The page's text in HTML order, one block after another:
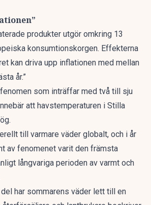
produkter utgör omkring 13
konsumtionskorgen. Effekterna
kan driva upp inflationen med mellan
år.”
som inträffar med två till sju
att havstemperaturen i Stilla
till varmare väder globalt, och i år
av fenomenet varit den främsta
långvariga perioden av varmt och
har sommarens väder lett till en